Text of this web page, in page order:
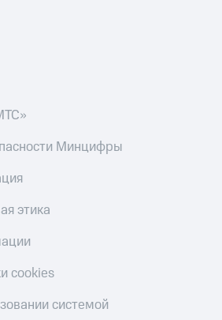
Минцифры
этика
cookies
системой